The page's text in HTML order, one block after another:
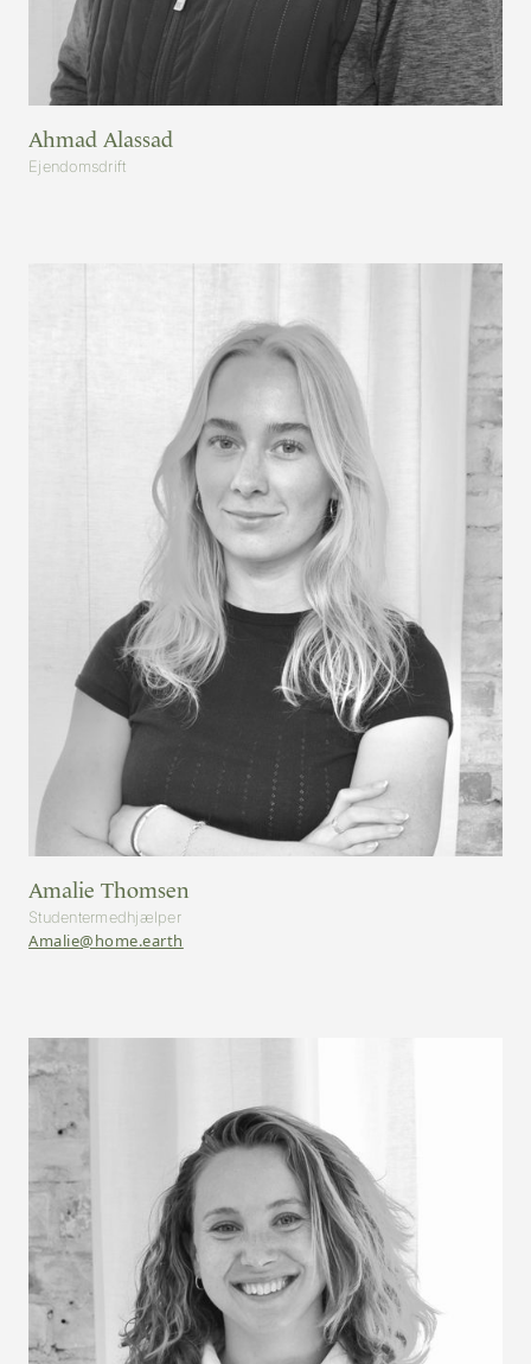
Ahmad Alassad
Ejendomsdrift
Amalie Thomsen
Studentermedhjælper
Amalie@home.earth